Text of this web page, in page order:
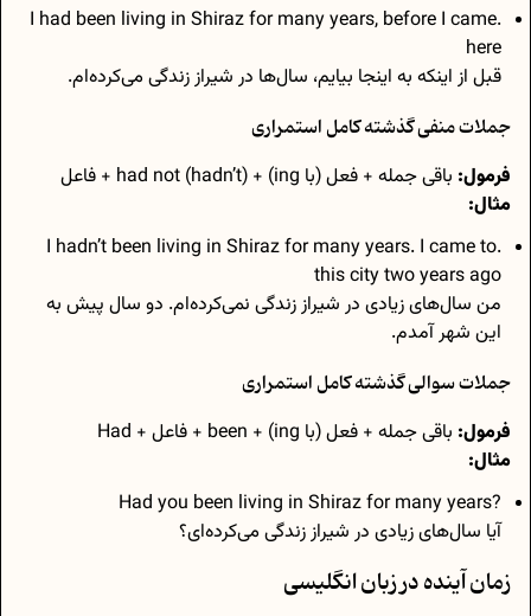
.I had been living in Shiraz for many years, before I came
here
قبل از اینکه به اینجا بیایم، سال‌ها در شیراز زندگی می‌کرده‌ام.
جملات منفی گذشته کامل استمراری
فرمول: باقی جمله + فعل (با ing) + had not (hadn’t) + فاعل
مثال:
.I hadn’t been living in Shiraz for many years. I came to
this city two years ago
من سال‌های زیادی در شیراز زندگی نمی‌کرده‌ام. دو سال پیش به
این شهر آمدم.
جملات سوالی گذشته کامل استمراری
فرمول: باقی جمله + فعل (با ing) + been + فاعل + Had
مثال:
?Had you been living in Shiraz for many years
آیا سال‌های زیادی در شیراز زندگی می‌کرده‌ای؟
زمان آینده در زبان انگلیسی